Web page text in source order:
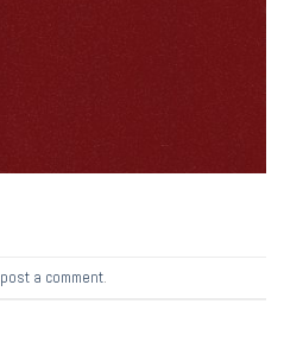
post a comment.